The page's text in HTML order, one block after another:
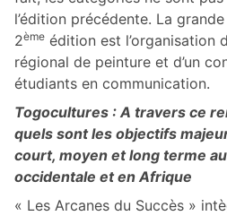
l’édition précédente. La
2ème édition est l’organisation
régional de peinture et d’un
étudiants en communication.
Togocultures : A travers ce
quels sont les objectifs
court, moyen et long terme
occidentale et en Afrique
« Les Arcanes du Succès »